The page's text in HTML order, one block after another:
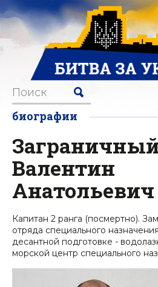
биографии
Валентин
Анатольевич
Капитан 2 ранга (посмертно).
отряда специального
десантной подготовке -
морской центр специального